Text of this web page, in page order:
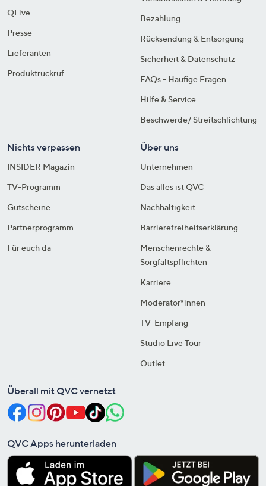
QLive
Presse
Lieferanten
Produktrückruf
Bezahlung
Rücksendung & Entsorgung
Sicherheit & Datenschutz
FAQs - Häufige Fragen
Hilfe & Service
Beschwerde/ Streitschlichtung
Nichts verpassen
INSIDER Magazin
TV-Programm
Gutscheine
Partnerprogramm
Für euch da
Über uns
Unternehmen
Das alles ist QVC
Nachhaltigkeit
Barrierefreiheitserklärung
Menschenrechte &
Sorgfaltspflichten
Karriere
Moderator*innen
TV-Empfang
Studio Live Tour
Outlet
Überall mit QVC vernetzt
QVC Apps herunterladen